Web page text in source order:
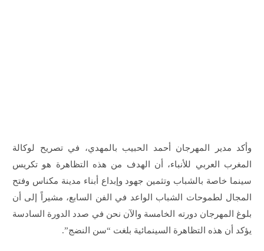
وأكد مدير المهرجان أحمد الحبيب بالمهدي، في تصريح لوكالة
المغرب العربي للأنباء، أن الهدف من هذه التظاهرة هو تكريس
سينما خاصة بالشباب وتثمين جهود وإبداع أبناء مدينة مكناس وفتح
المجال لطموحات الشباب الواعد في الفن السابع، مشيراً إلى أن
بلوغ المهرجان دورته الخامسة والآن نحن في صدد الدورة السادسة
يؤكد أن هذه التظاهرة السينمائية بلغت “سن النضج”.